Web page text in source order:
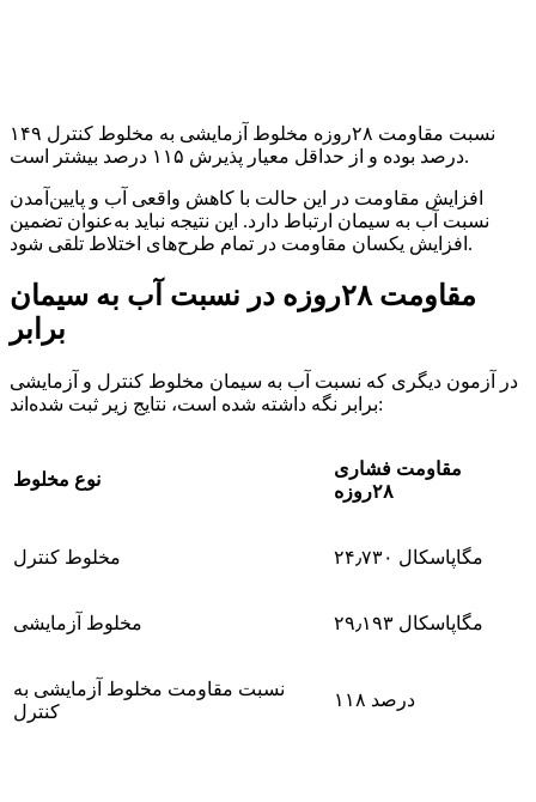
نسبت مقاومت ۲۸روزه مخلوط آزمایشی به مخلوط کنترل ۱۴۹
درصد بوده و از حداقل معیار پذیرش ۱۱۵ درصد بیشتر است.
افزایش مقاومت در این حالت با کاهش واقعی آب و پایین‌آمدن
نسبت آب به سیمان ارتباط دارد. این نتیجه نباید به‌عنوان تضمین
افزایش یکسان مقاومت در تمام طرح‌های اختلاط تلقی شود.
مقاومت ۲۸روزه در نسبت آب به سیمان
برابر
در آزمون دیگری که نسبت آب به سیمان مخلوط کنترل و آزمایشی
برابر نگه داشته شده است، نتایج زیر ثبت شده‌اند:
نوع مخلوط
مقاومت فشاری
۲۸روزه
مخلوط کنترل ۲۴٫۷۳۰ مگاپاسکال
مخلوط آزمایشی ۲۹٫۱۹۳ مگاپاسکال
نسبت مقاومت مخلوط آزمایشی به
کنترل
۱۱۸ درصد